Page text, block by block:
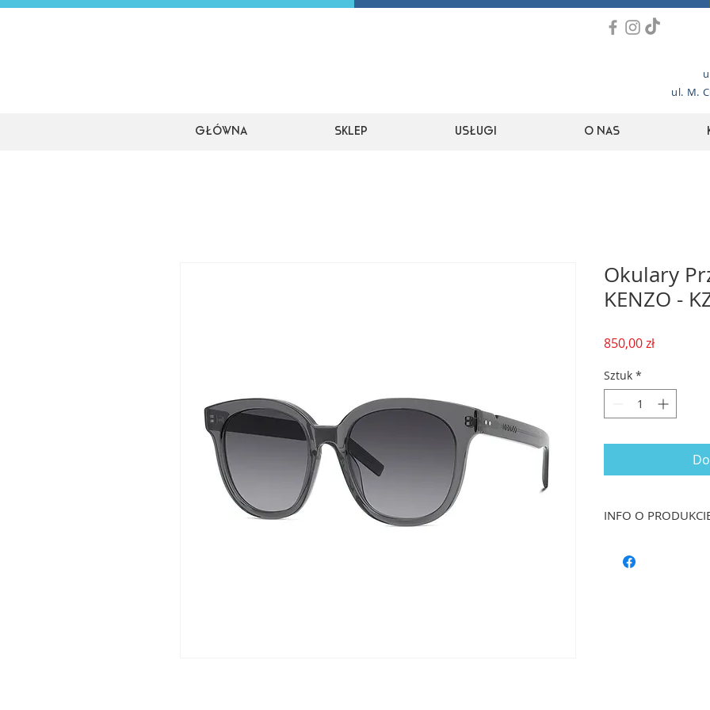
ul. M.
Główna Sklep Usługi O nas
Okulary
KENZO -
850,00 złCena
Sztuk *
INFO O